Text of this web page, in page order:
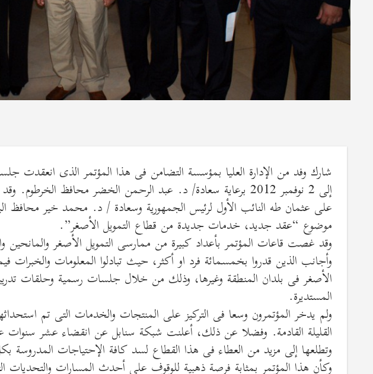
إلى 2 نوفمبر 2012 برعاية سعادة/ د. عبد الرحمن الخضر محافظ
على عثمان طه النائب الأول لرئيس الجمهورية وسعادة / د. محمد خير محافظ
موضوع “عقد جديد، خدمات جديدة من قطاع التمويل الأصغر”.
وقد غصت قاعات المؤتمر بأعداد كبيرة من ممارسى التمويل الأصغر والمانحين
وأجانب الذين قدروا بخمسمائة فرد او أكثر، حيث تبادلوا المعلومات
الأصغر فى بلدان المنطقة وغيرها، وذلك من خلال جلسات رسمية وحلقات
المستديرة.
ولم يدخر المؤتمرون وسعا فى التركيز على المنتجات والخدمات التى تم
القليلة القادمة. وفضلا عن ذلك، أعلنت شبكة سنابل عن انقضاء عشر سنوات
وتطلعها إلى مزيد من العطاء فى هذا القطاع لسد كافة الإحتياجات المدروسة
وكأن هذا المؤتمر بمثابة فرصة ذهبية للوقوف على أحدث المسارات والتحديات